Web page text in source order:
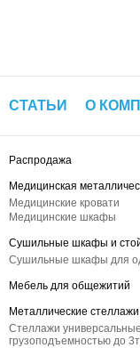
СТАТЬИ О
Распродажа
Медицинская
Медицинские кровати
Медицинские шкафы
Сушильные шкафы и
Сушильные шкафы для
Мебель для общежитий
Металлические стеллажи
Стеллажи
грузоподъемностью до